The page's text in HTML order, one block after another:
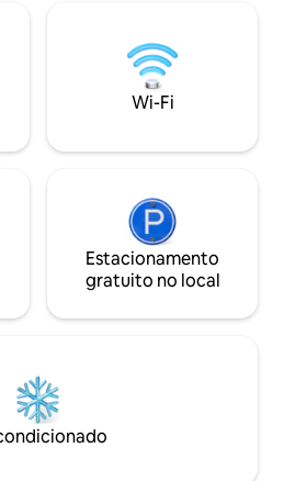
qualidade,
banheira e
máquina de café
estacionamento
Wi-Fi
Estacionamento
gratuito no local